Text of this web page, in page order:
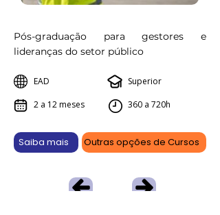
Pós-graduação para gestores e
lideranças do setor público
EAD
2 a 12 meses
Superior
360 a 720h
Saiba mais Outras opções de Cursos